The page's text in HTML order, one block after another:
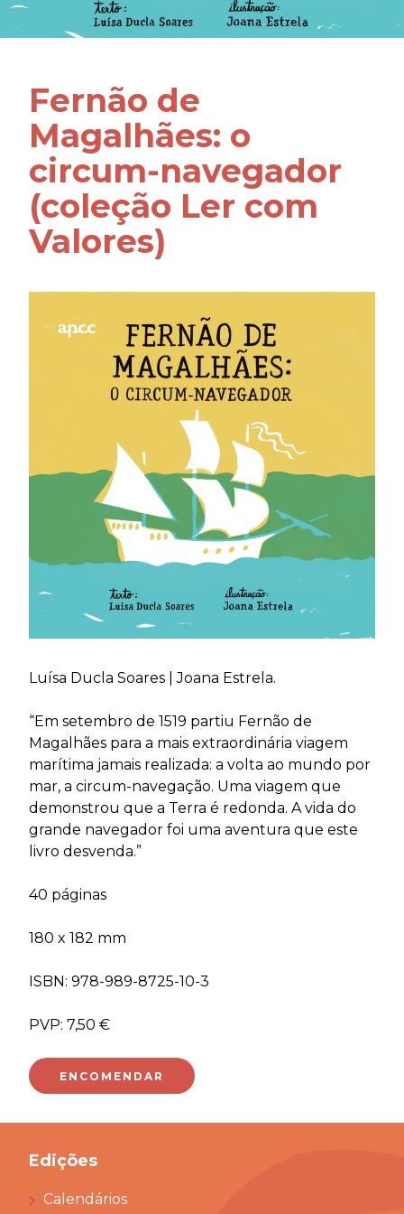
Edições
Calendários
Fernão de
Magalhães: o
circum-navegador
(coleção Ler com
Valores)
Luísa Ducla Soares | Joana Estrela.
“Em setembro de 1519 partiu Fernão de
Magalhães para a mais extraordinária viagem
marítima jamais realizada: a volta ao mundo por
mar, a circum-navegação. Uma viagem que
demonstrou que a Terra é redonda. A vida do
grande navegador foi uma aventura que este
livro desvenda.”
40 páginas
180 x 182 mm
ISBN: 978-989-8725-10-3
PVP: 7,50 €
ENCOMENDAR